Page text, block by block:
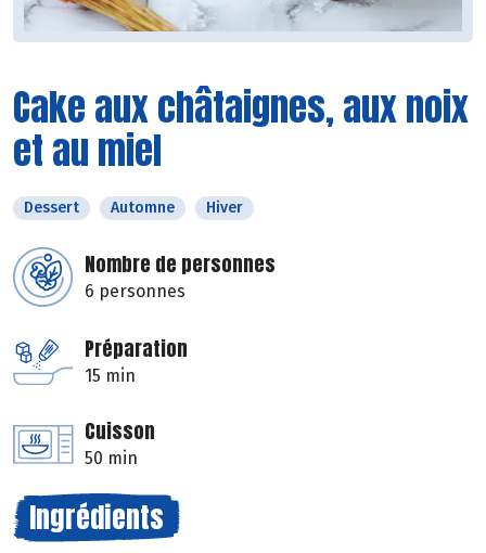
Cake aux châtaignes, aux noix
et au miel
Dessert Automne Hiver
Nombre de personnes
6 personnes
Préparation
15 min
Cuisson
50 min
Ingrédients